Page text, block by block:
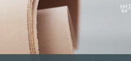
법